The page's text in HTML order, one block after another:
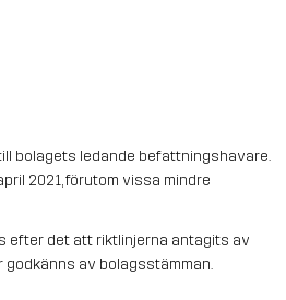
bolagets ledande befattningshavare.
2021, förutom vissa mindre
efter det att riktlinjerna antagits av
av bolagsstämman.